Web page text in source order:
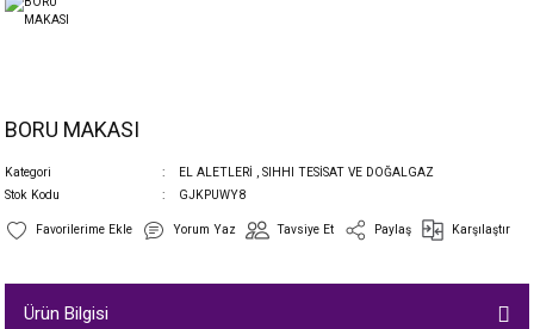
BORU MAKASI
Kategori EL ALETLERİ
SIHHI TESİSAT VE DOĞALGAZ
Stok Kodu
GJKPUWY8
Yorum Yaz Tavsiye Et Paylaş Karşılaştır
Ürün Bilgisi